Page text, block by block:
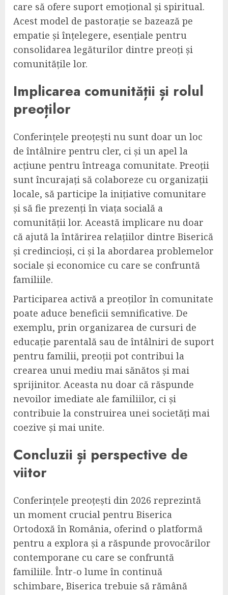
care să ofere suport emoțional și spiritual.
Acest model de pastorație se bazează pe
empatie și înțelegere, esențiale pentru
consolidarea legăturilor dintre preoți și
comunitățile lor.
Implicarea comunității și rolul
preoților
Conferințele preoțești nu sunt doar un loc
de întâlnire pentru cler, ci și un apel la
acțiune pentru întreaga comunitate. Preoții
sunt încurajați să colaboreze cu organizații
locale, să participe la inițiative comunitare
și să fie prezenți în viața socială a
comunității lor. Această implicare nu doar
că ajută la întărirea relațiilor dintre Biserică
și credincioși, ci și la abordarea problemelor
sociale și economice cu care se confruntă
familiile.
Participarea activă a preoților în comunitate
poate aduce beneficii semnificative. De
exemplu, prin organizarea de cursuri de
educație parentală sau de întâlniri de suport
pentru familii, preoții pot contribui la
crearea unui mediu mai sănătos și mai
sprijinitor. Aceasta nu doar că răspunde
nevoilor imediate ale familiilor, ci și
contribuie la construirea unei societăți mai
coezive și mai unite.
Concluzii și perspective de
viitor
Conferințele preoțești din 2026 reprezintă
un moment crucial pentru Biserica
Ortodoxă în România, oferind o platformă
pentru a explora și a răspunde provocărilor
contemporane cu care se confruntă
familiile. Într-o lume în continuă
schimbare, Biserica trebuie să rămână